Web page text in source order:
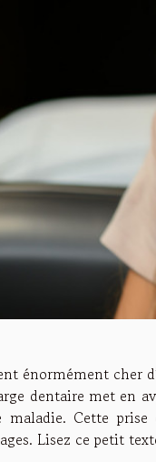
énormément cher
dentaire met en
maladie. Cette
Lisez ce petit